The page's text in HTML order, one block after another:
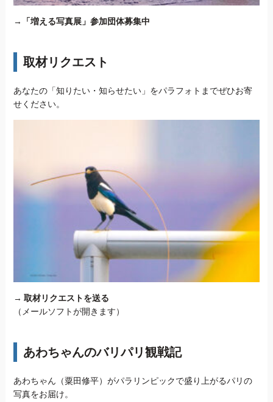
→ 「増える写真展」参加団体募集中
取材リクエスト
あなたの「知りたい・知らせたい」をパラフォトまでぜひお寄
せください。
→ 取材リクエストを送る
（メールソフトが開きます）
あわちゃんのバリパリ観戦記
あわちゃん（粟田修平）がパラリンピックで盛り上がるパリの
写真をお届け。